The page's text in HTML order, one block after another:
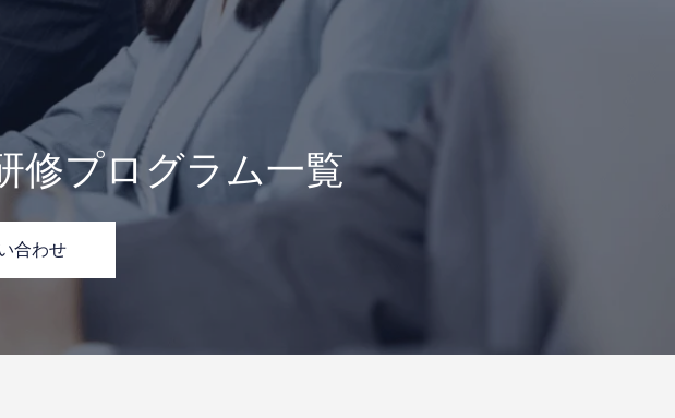
修プログラム一覧
合わせ